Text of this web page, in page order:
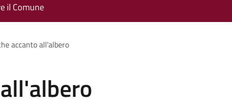
il Comune
accanto all'albero